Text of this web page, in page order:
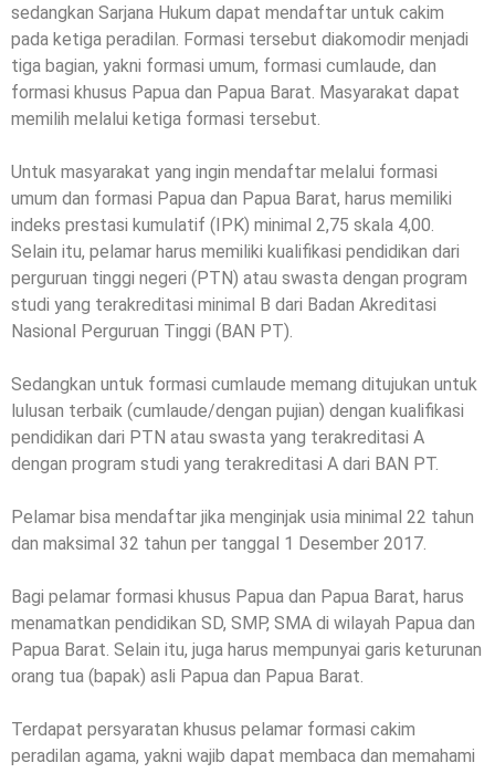
sedangkan Sarjana Hukum dapat mendaftar untuk cakim
pada ketiga peradilan. Formasi tersebut diakomodir menjadi
tiga bagian, yakni formasi umum, formasi cumlaude, dan
formasi khusus Papua dan Papua Barat. Masyarakat dapat
memilih melalui ketiga formasi tersebut.
Untuk masyarakat yang ingin mendaftar melalui formasi
umum dan formasi Papua dan Papua Barat, harus memiliki
indeks prestasi kumulatif (IPK) minimal 2,75 skala 4,00.
Selain itu, pelamar harus memiliki kualifikasi pendidikan dari
perguruan tinggi negeri (PTN) atau swasta dengan program
studi yang terakreditasi minimal B dari Badan Akreditasi
Nasional Perguruan Tinggi (BAN PT).
Sedangkan untuk formasi cumlaude memang ditujukan untuk
lulusan terbaik (cumlaude/dengan pujian) dengan kualifikasi
pendidikan dari PTN atau swasta yang terakreditasi A
dengan program studi yang terakreditasi A dari BAN PT.
Pelamar bisa mendaftar jika menginjak usia minimal 22 tahun
dan maksimal 32 tahun per tanggal 1 Desember 2017.
Bagi pelamar formasi khusus Papua dan Papua Barat, harus
menamatkan pendidikan SD, SMP, SMA di wilayah Papua dan
Papua Barat. Selain itu, juga harus mempunyai garis keturunan
orang tua (bapak) asli Papua dan Papua Barat.
Terdapat persyaratan khusus pelamar formasi cakim
peradilan agama, yakni wajib dapat membaca dan memahami